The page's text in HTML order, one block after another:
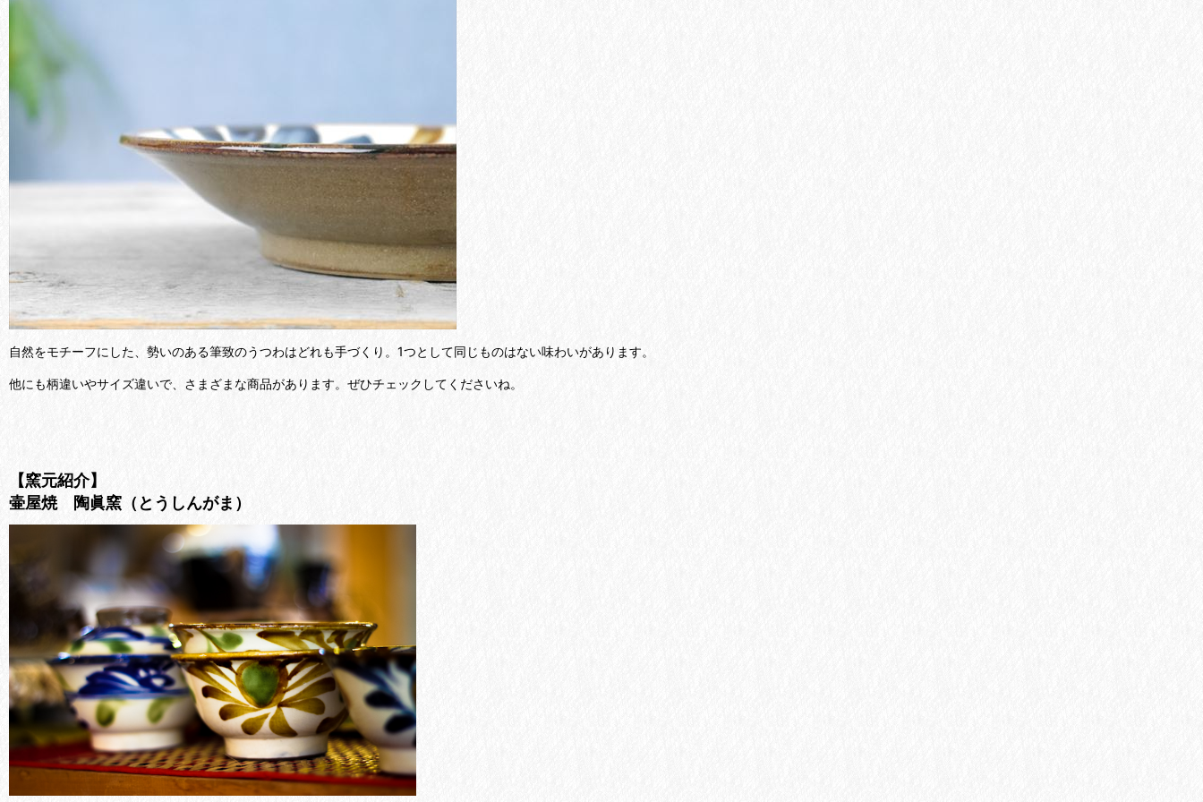
自然をモチーフにした、勢いのある筆致のうつわはどれも手づくり。1つとして同じものはない味わいがあります。
他にも柄違いやサイズ違いで、さまざまな商品があります。ぜひチェックしてくださいね。
【窯元紹介】
壷屋焼 陶眞窯（とうしんがま）